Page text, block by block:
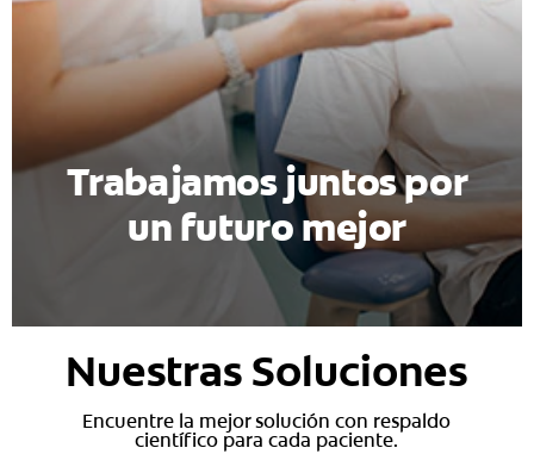
Trabajamos juntos por
un futuro mejor
Nuestras Soluciones
Encuentre la mejor solución con respaldo
científico para cada paciente.